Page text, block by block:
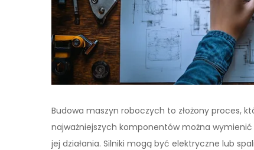
Budowa maszyn roboczych to złożony proces,
najważniejszych komponentów można
jej działania. Silniki mogą być elektryczne lub